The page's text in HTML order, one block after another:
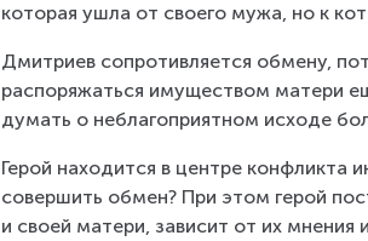
которая ушла от своего мужа, но к
Дмитриев сопротивляется обмену,
распоряжаться имуществом матери
думать о неблагоприятном исходе
Герой находится в центре конфликта
совершить обмен? При этом герой
и своей матери, зависит от их мнения